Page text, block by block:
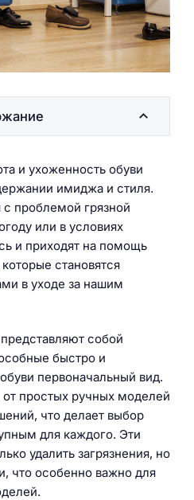
и ухоженность обуви
имиджа и стиля.
проблемой грязной
или в условиях
и приходят на помощь
становятся
в уходе за нашим
собой
быстро и
первоначальный вид.
простых ручных моделей
что делает выбор
для каждого. Эти
удалить загрязнения, но
что особенно важно для